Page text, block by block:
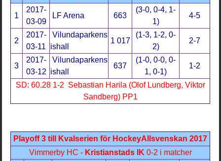
1
2017-
03-09
LF Arena 663
(3-0, 0-4, 1-
1)
4-5
2
2017-
03-11
Vilundaparkens
ishall
1 017
(1-3, 1-2, 0-
2)
2-7
3
2017-
03-12
Vilundaparkens
ishall
637
(1-0, 0-0, 0-
1, 0-1)
1-2
SD: 60.28 1-2 Sebastian Harila (Olof Lundberg, Viktor
Sandberg) PP1
Playoff 3 till Kvalserien för HockeyAllsvenskan 2017
Vimmerby HC - Kristianstads IK 0-2 i matcher